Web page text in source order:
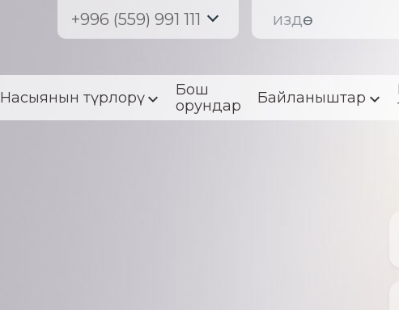
+996 (559) 991 111
Насыянын түрлорү
Бош
орундар
Байланыштар